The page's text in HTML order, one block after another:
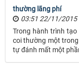
thường lãng phí
03:51 22/11/2015
Trong hành trình
coi thường một
tự đánh mất một